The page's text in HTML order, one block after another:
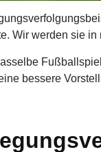
Wir werden sie
bessere